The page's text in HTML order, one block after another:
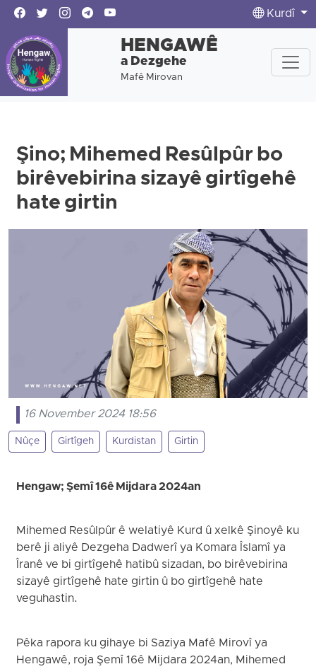
Kurdî
HENGAWÊ
a Dezgehe
Mafê Mirovan
Şino; Mihemed Resûlpûr bo
birêvebirina sizayê girtîgehê
hate girtin
16 November 2024 18:56
Nûçe Girtîgeh Kurdistan Girtin
Hengaw; Şemî 16ê Mijdara 2024an
Mihemed Resûlpûr ê welatiyê Kurd û xelkê Şinoyê ku
berê ji aliyê Dezgeha Dadwerî ya Komara Îslamî ya
Îranê ve bi girtîgehê hatibû sizadan, bo birêvebirina
sizayê girtîgehê hate girtin û bo girtîgehê hate
veguhastin.
Pêka rapora ku gihaye bi Saziya Mafê Mirovî ya
Hengawê, roja Şemî 16ê Mijdara 2024an, Mihemed